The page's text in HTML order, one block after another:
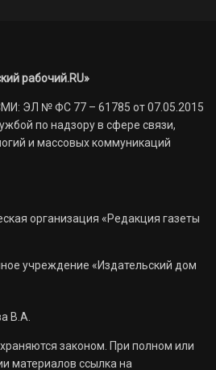
рабочий.RU»
ЭЛ № ФС 77 – 61785 от 07.05.2015
по надзору в сфере связи,
и массовых коммуникаций
организация «Редакция газеты
учреждение «Издательский дом
В.А.
законом. При полном или
материалов ссылка на